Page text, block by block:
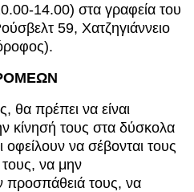
14.00) στα γραφεία του
59, Χατζηγιάννειο
θα πρέπει να είναι
κίνησή τους στα δύσκολα
οφείλουν να σέβονται τους
να μην
προσπάθειά τους, να